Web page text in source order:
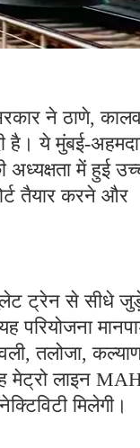
ने ठाणे,
है। ये मुंबई-
में हुई
तैयार करने और
ट्रेन से सीधे
परियोजना
तलोजा,
मेट्रो लाइन
मिलेगी।